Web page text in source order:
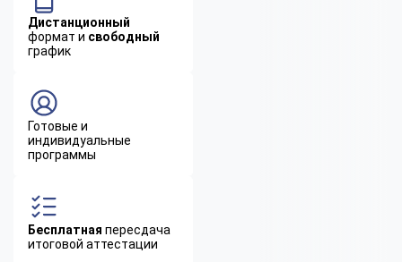
Дистанционный
формат и свободный
график
Готовые и
индивидуальные
программы
Бесплатная пересдача
итоговой аттестации